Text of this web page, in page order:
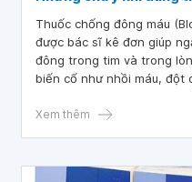
Thuốc chống đông máu
được bác sĩ kê đơn giúp
đông trong tim và trong
biến cố như nhồi máu, đột
thương có thể trở nên
Xem thêm